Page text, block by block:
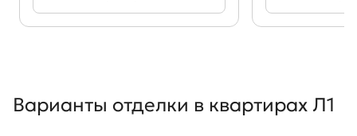
Варианты отделки в квартирах Л1